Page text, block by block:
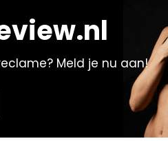
Meld je nu aan!